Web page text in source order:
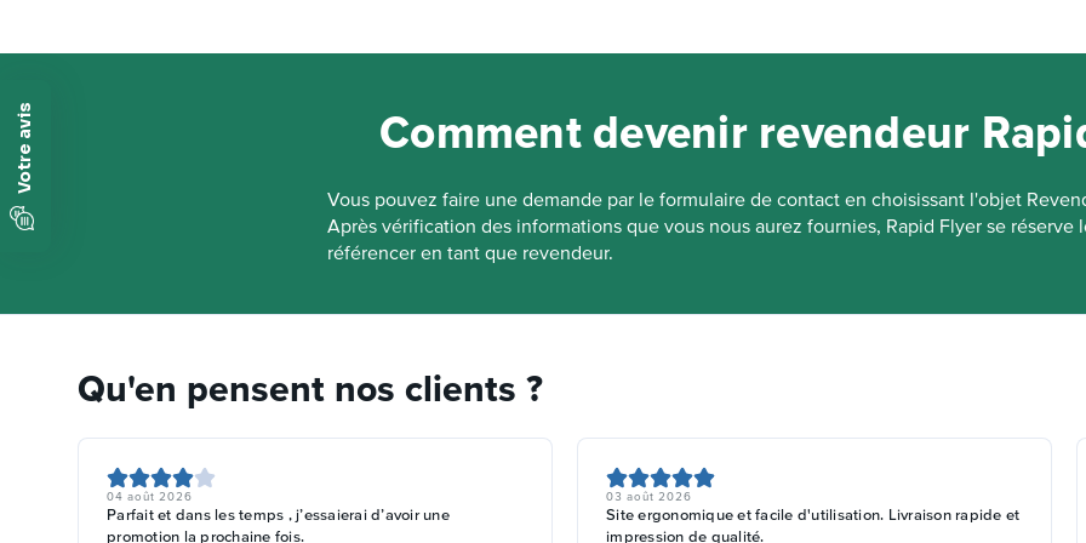
Comment devenir revendeur
Vous pouvez faire une demande par le formulaire de contact en choisissant l'objet
Après vérification des informations que vous nous aurez fournies, Rapid Flyer se réserve
référencer en tant que revendeur.
Qu'en pensent nos clients ?
04 août 2026
Parfait et dans les temps , j’essaierai d’avoir une
promotion la prochaine fois.
03 août 2026
Site ergonomique et facile d'utilisation. Livraison rapide et
impression de qualité.